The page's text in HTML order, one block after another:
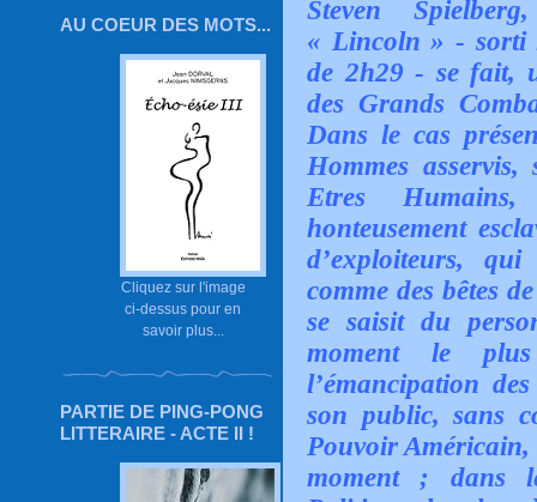
AU COEUR DES MOTS...
Cliquez sur l'image
ci-dessus pour en
savoir plus...
PARTIE DE PING-PONG
LITTERAIRE - ACTE II !
Steven
« Lincoln » - sorti
de 2h29 - se fait,
des Grands
Dans le cas
Hommes
Etres
honteusement
d’exploiteurs,
comme des bêtes
se saisit du
moment le
l’émancipation
son public, sans
Pouvoir Américain,
moment ; dans